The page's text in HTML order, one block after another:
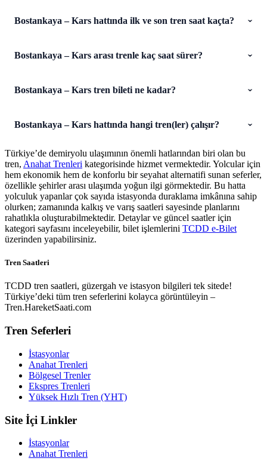
Bostankaya – Kars hattında ilk ve son tren saat kaçta?
Bostankaya – Kars arası trenle kaç saat sürer?
Bostankaya – Kars tren bileti ne kadar?
Bostankaya – Kars hattında hangi tren(ler) çalışır?
Türkiye’de demiryolu ulaşımının önemli hatlarından biri olan bu
tren, Anahat Trenleri kategorisinde hizmet vermektedir. Yolcular için
hem ekonomik hem de konforlu bir seyahat alternatifi sunan seferler,
özellikle şehirler arası ulaşımda yoğun ilgi görmektedir. Bu hatta
yolculuk yapanlar çok sayıda istasyonda duraklama imkânına sahip
olurken; zamanında kalkış ve varış saatleri sayesinde planlarını
rahatlıkla oluşturabilmektedir. Detaylar ve güncel saatler için
kategori sayfasını inceleyebilir, bilet işlemlerini TCDD e-Bilet
üzerinden yapabilirsiniz.
Tren Saatleri
TCDD tren saatleri, güzergah ve istasyon bilgileri tek sitede!
Türkiye’deki tüm tren seferlerini kolayca görüntüleyin –
Tren.HareketSaati.com
Tren Seferleri
İstasyonlar
Anahat Trenleri
Bölgesel Trenler
Ekspres Trenleri
Yüksek Hızlı Tren (YHT)
Site İçi Linkler
İstasyonlar
Anahat Trenleri